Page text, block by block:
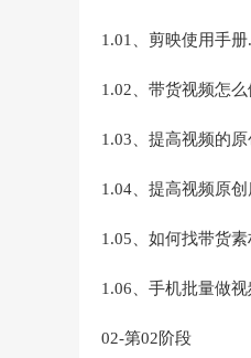
1.01、剪映使用手册
1.02、带货视频怎
1.03、提高视频的
1.04、提高视频原
1.05、如何找带货
1.06、手机批量做
02-第02阶段